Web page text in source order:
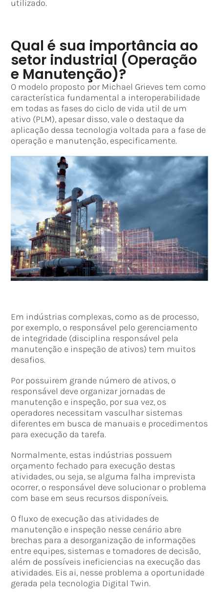
utilizado.
Qual é sua importância ao
setor industrial (Operação
e Manutenção)?
O modelo proposto por Michael Grieves tem como
característica fundamental a interoperabilidade
em todas as fases do ciclo de vida util de um
ativo (PLM), apesar disso, vale o destaque da
aplicação dessa tecnologia voltada para a fase de
operação e manutenção, especificamente.
Em indústrias complexas, como as de processo,
por exemplo, o responsável pelo gerenciamento
de integridade (disciplina responsável pela
manutenção e inspeção de ativos) tem muitos
desafios.
Por possuirem grande número de ativos, o
responsável deve organizar jornadas de
manutenção e inspeção, por sua vez, os
operadores necessitam vasculhar sistemas
diferentes em busca de manuais e procedimentos
para execução da tarefa.
Normalmente, estas indústrias possuem
orçamento fechado para execução destas
atividades, ou seja, se alguma falha imprevista
ocorrer, o responsável deve solucionar o problema
com base em seus recursos disponíveis.
O fluxo de execução das atividades de
manutenção e inspeção nesse cenário abre
brechas para a desorganização de informações
entre equipes, sistemas e tomadores de decisão,
além de possíveis ineficiencias na execução das
atividades. Eis ai, nesse problema a oportunidade
gerada pela tecnologia Digital Twin.